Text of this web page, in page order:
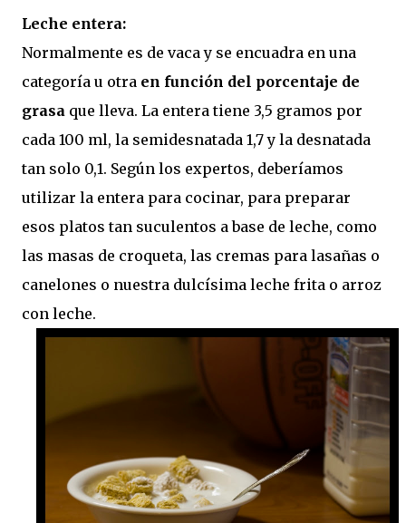
Leche entera:
Normalmente es de vaca y se encuadra en una
categoría u otra en función del porcentaje de
grasa que lleva. La entera tiene 3,5 gramos por
cada 100 ml, la semidesnatada 1,7 y la desnatada
tan solo 0,1. Según los expertos, deberíamos
utilizar la entera para cocinar, para preparar
esos platos tan suculentos a base de leche, como
las masas de croqueta, las cremas para lasañas o
canelones o nuestra dulcísima leche frita o arroz
con leche.